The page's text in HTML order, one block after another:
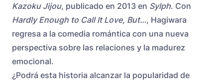
Kazoku Jijou, publicado en 2013 en Sylph. Con
Hardly Enough to Call It Love, But…, Hagiwara
regresa a la comedia romántica con una nueva
perspectiva sobre las relaciones y la madurez
emocional.
¿Podrá esta historia alcanzar la popularidad de